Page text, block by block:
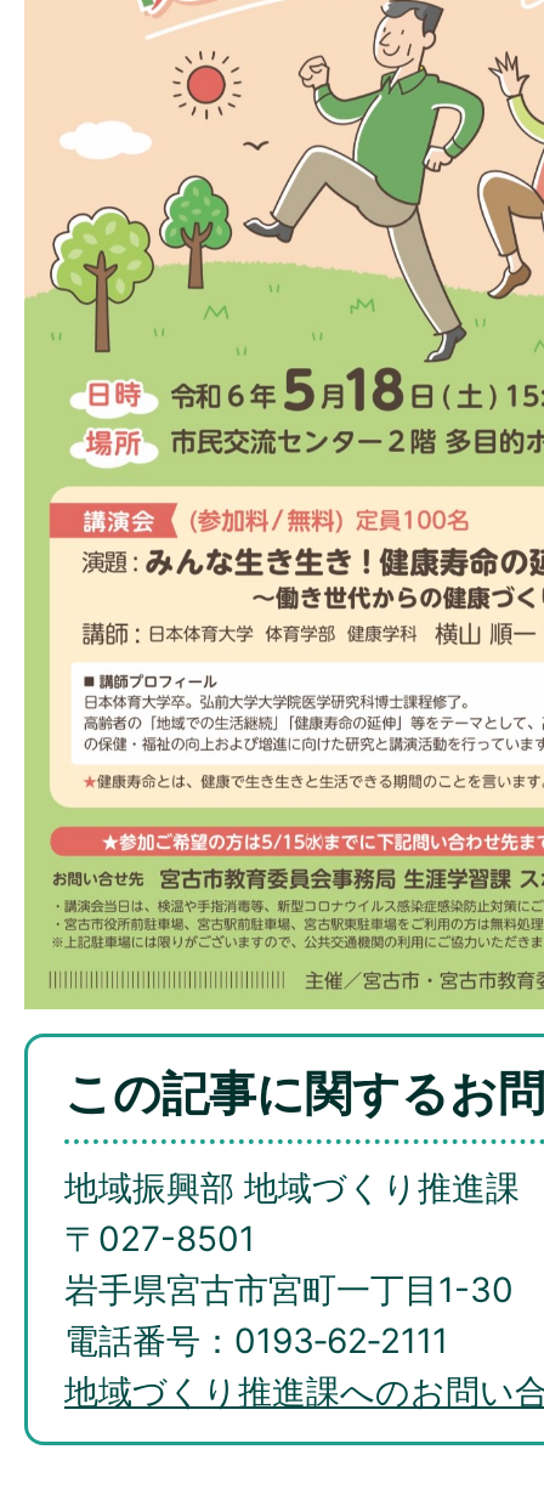
この記事に関するお
地域振興部 地域づくり推進課
〒027-8501
岩手県宮古市宮町一丁目1-30
電話番号：0193‐62‐2111
地域づくり推進課へのお問い